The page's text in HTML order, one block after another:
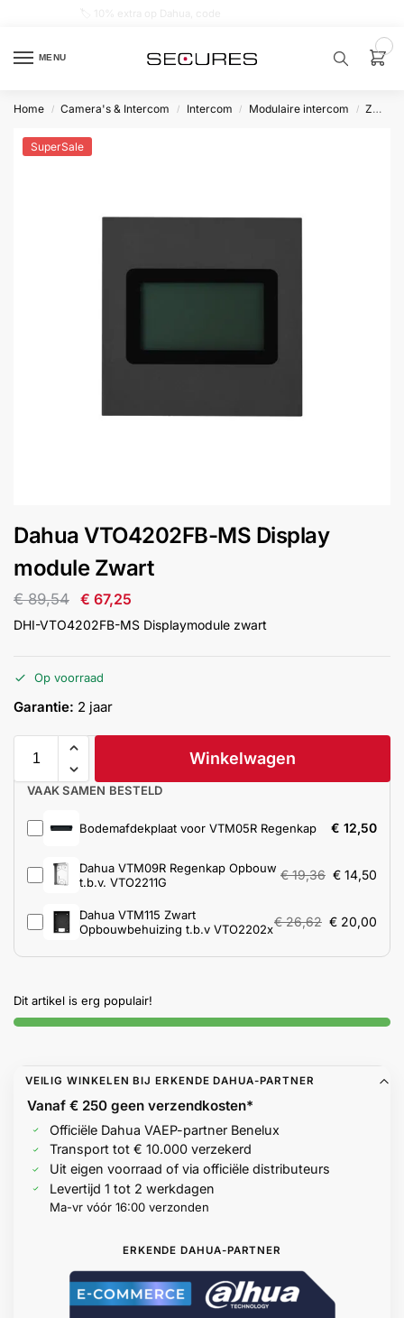
MENU
product…
&
Intercom
Branddetectie
Merken
Outlet
Help &
Home / Camera's & Intercom / Intercom / Modulaire intercom / Zwart
SuperSale
Dahua VTO4202FB-MS Display
module Zwart
€89,54 € 67,25
DHI-VTO4202FB-MS Displaymodule zwart
Op voorraad
Garantie: 2 jaar
Winkelwagen
VAAK SAMEN BESTELD
Bodemafdekplaat voor VTM05R Regenkap € 12,50
Dahua VTM09R Regenkap Opbouw
t.b.v. VTO2211G
€19,36 € 14,50
Dahua VTM115 Zwart
Opbouwbehuizing t.b.v VTO2202x€26,62 € 20,00
Dit artikel is erg populair!
VEILIG WINKELEN BIJ ERKENDE DAHUA-PARTNER
Vanaf € 250 geenverzendkosten*
Officiële Dahua VAEP-partner Benelux
Transport tot € 10.000 verzekerd
Uit eigen voorraad of via officiële distributeurs
Levertijd 1 tot 2 werkdagen
Ma-vr vóór 16:00 verzonden
ERKENDE DAHUA-PARTNER